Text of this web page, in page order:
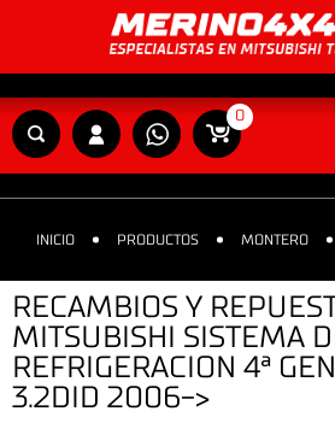
0
INICIO PRODUCTOS MONTERO
RECAMBIOS Y
MITSUBISHI SISTEMA
REFRIGERACION 4ª
3.2DID 2006->